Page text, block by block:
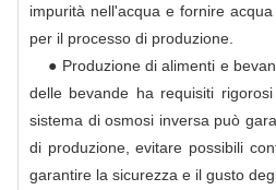
impurità nell'acqua e fornire
per il processo di produzione.
● Produzione di alimenti e
delle bevande ha requisiti
sistema di osmosi inversa può
di produzione, evitare possibili
garantire la sicurezza e il gusto